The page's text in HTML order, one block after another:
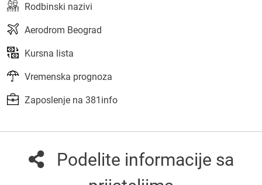
Rodbinski nazivi
Aerodrom Beograd
Kursna lista
Vremenska prognoza
Zaposlenje na 381info
Podelite informacije sa